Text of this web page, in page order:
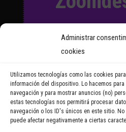
Administrar
cookies
Utilizamos tecnologías como las cookies
información del dispositivo. Lo hacemos
navegación y para mostrar anuncios (no)
estas tecnologías nos permitirá procesar
navegación o los ID's únicos en este sitio.
puede afectar negativamente a ciertas
y recibirás
noticias y
Email Address